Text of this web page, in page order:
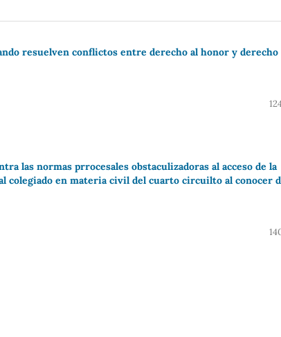
resuelven conflictos entre derecho al honor y derecho
las normas prrocesales obstaculizadoras al acceso de la
en materia civil del cuarto circuilto al conocer